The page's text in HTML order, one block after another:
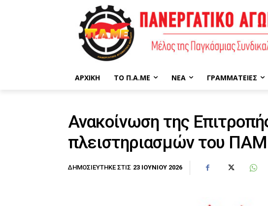
ΑΡΧΙΚΉ ΤΟ Π.Α.ΜΕ ΝΈΑ ΓΡΑΜΜΑΤΕΊΕΣ
Ανακοίνωση της
πλειστηριασμών του
ΔΗΜΟΣΙΕΎΤΗΚΕ ΣΤΙΣ 23 ΙΟΥΝΊΟΥ 2026